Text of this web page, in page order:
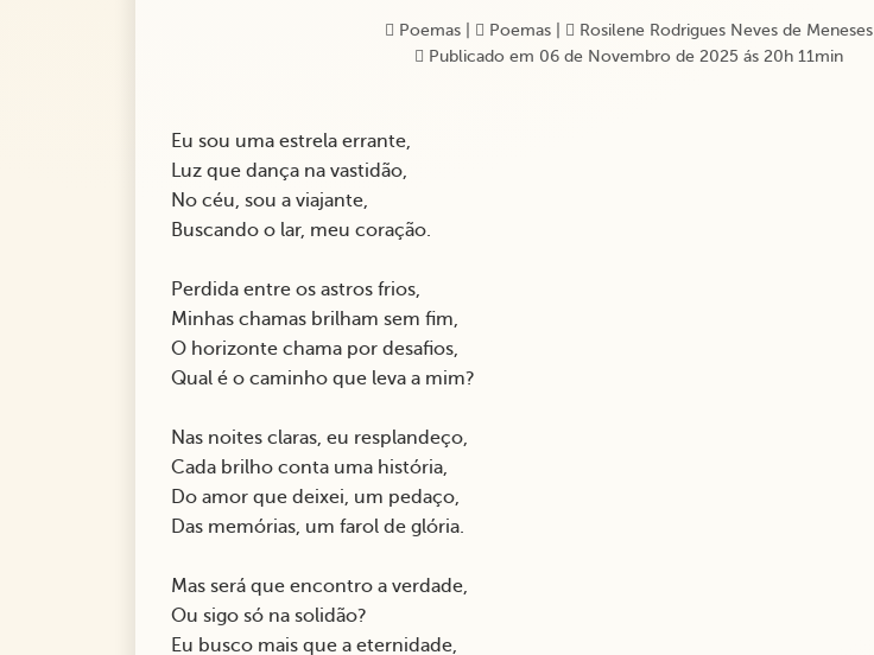
Poemas Poemas
Rosilene Rodrigues Neves de Meneses
Publicado em 06 de Novembro de 2025 ás 20h 11min
Eu sou uma estrela errante,
Luz que dança na vastidão,
No céu, sou a viajante,
Buscando o lar, meu coração.
Perdida entre os astros frios,
Minhas chamas brilham sem fim,
O horizonte chama por desafios,
Qual é o caminho que leva a mim?
Nas noites claras, eu resplandeço,
Cada brilho conta uma história,
Do amor que deixei, um pedaço,
Das memórias, um farol de glória.
Mas será que encontro a verdade,
Ou sigo só na solidão?
Eu busco mais que a eternidade,